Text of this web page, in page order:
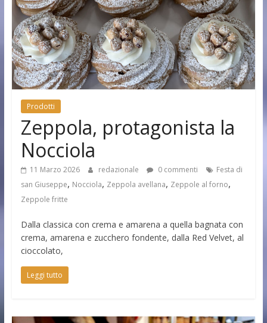
Prodotti
Zeppola, protagonista la
Nocciola
11 Marzo 2026 redazionale 0 commenti
Festa di
san Giuseppe, Nocciola, Zeppola avellana, Zeppole al forno,
Zeppole fritte
Dalla classica con crema e amarena a quella bagnata con
crema, amarena e zucchero fondente, dalla Red Velvet, al
cioccolato,
Leggi tutto